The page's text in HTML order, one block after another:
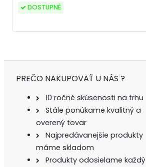
DOSTUPNÉ
PREČO NAKUPOVAŤ U NÁS ?
10 ročné skúsenosti na trhu
Stále ponúkame kvalitný a
overený tovar
Najpredávanejšie produkty
máme skladom
Produkty odosielame každý